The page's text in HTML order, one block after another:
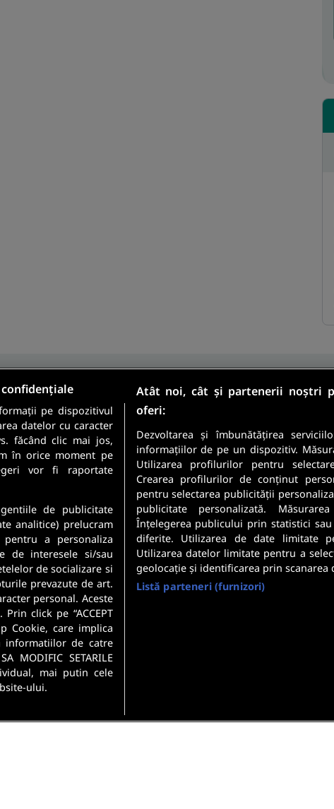
cele mai recente
direct in inbox-ul tau.
Sunt angajator
Securitatea datelor
Confidentialitate.
confidențiale
pe dispozitivul
datelor cu caracter
făcând clic mai jos,
în orice moment pe
vor fi raportate
de publicitate
analitice) prelucram
a personaliza
de interesele si/sau
de socializare si
prevazute de art.
personal. Aceste
. Prin click pe “ACCEPT
Cookie, care implica
informatiilor de catre
MODIFIC SETARILE
mai putin cele
ului.
Atât noi, cât și partenerii noștri
oferi:
Dezvoltarea și îmbunătățirea
informațiilor de pe un dispozitiv.
Utilizarea profilurilor pentru
Crearea profilurilor de conținut
pentru selectarea publicității
publicitate personalizată.
Înțelegerea publicului prin statistici
diferite. Utilizarea de date limitate
Utilizarea datelor limitate pentru a
geolocație și identificarea prin scanarea
Listă parteneri (furnizori)